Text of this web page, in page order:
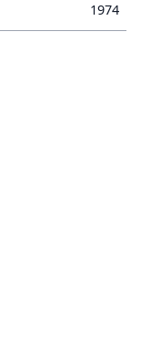
1974